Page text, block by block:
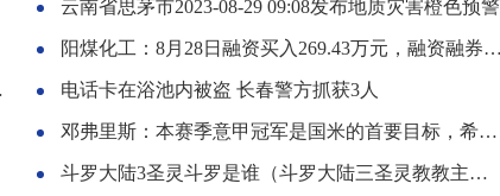
云南省思茅市2023-08-29 09:08发布地质灾害橙色预警
阳煤化工：8月28日融资买入269.43万元，融资融券余额3.6亿元
电话卡在浴池内被盗 长春警方抓获3人
邓弗里斯：本赛季意甲冠军是国米的首要目标，希望拿到第20冠
斗罗大陆3圣灵斗罗是谁（斗罗大陆三圣灵教教主是谁）